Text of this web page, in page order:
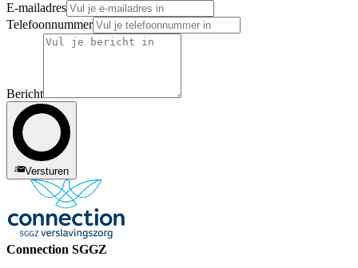
E-mailadres
Telefoonnummer
Bericht
Versturen
Connection SGGZ